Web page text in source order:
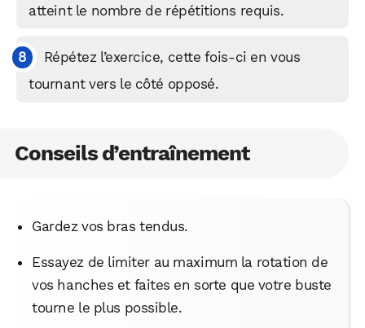
atteint le nombre de répétitions requis.
Répétez l’exercice, cette fois-ci en vous
tournant vers le côté opposé.
Conseils d’entraînement
Gardez vos bras tendus.
Essayez de limiter au maximum la rotation de
vos hanches et faites en sorte que votre buste
tourne le plus possible.
Facebook X